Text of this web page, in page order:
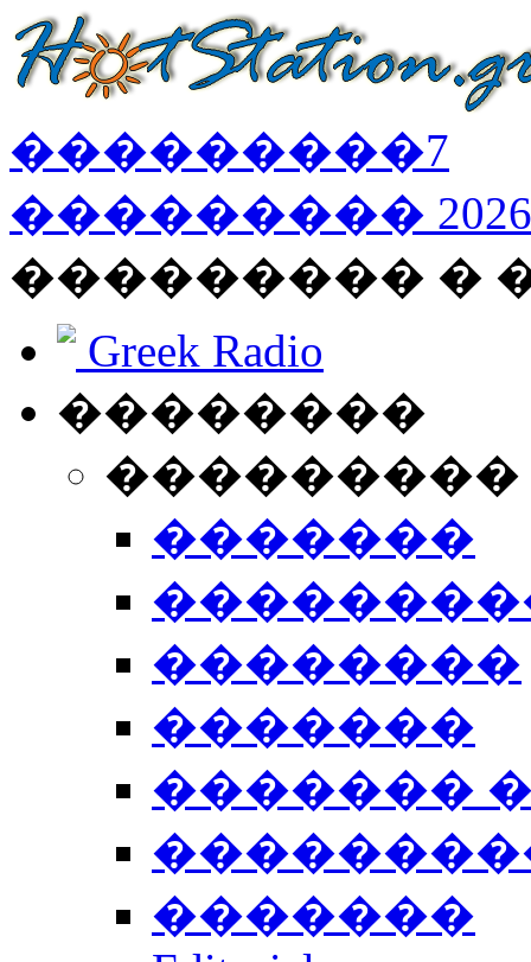
���������7
��������� 2026
��������� �
Greek Radio
��������
�������
��������
�������
�������
�������